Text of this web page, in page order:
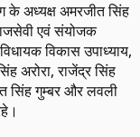
के अध्यक्ष अमरजीत सिंह
एवं संयोजक
विकास उपाध्याय,
अरोरा, राजेंद्र सिंह
सिंह गुम्बर और लवली